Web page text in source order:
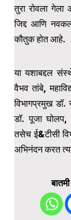
तुरा रोवला गेला
जिद्द आणि
कौतुक होत आहे.
या यशाबद्दल
वैभव तांबे,
विभागप्रमुख
डॉ. पूजा
तसेच ई&टीसी
अभिनंदन करत